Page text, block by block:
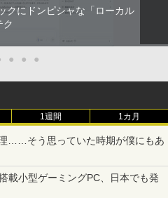
クにドンピシャな「ローカル
ク
● ● ●
1週間 1カ月
……そう思っていた時期が僕にもあ
載小型ゲーミングPC、日本でも発